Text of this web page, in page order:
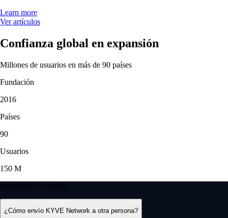
Learn more
Ver artículos
Confianza global en expansión
Millones de usuarios en más de 90 países
Fundación
2016
Países
90
Usuarios
150 M
Preguntas frecuentes
¿Cómo envío KYVE Network a otra persona?